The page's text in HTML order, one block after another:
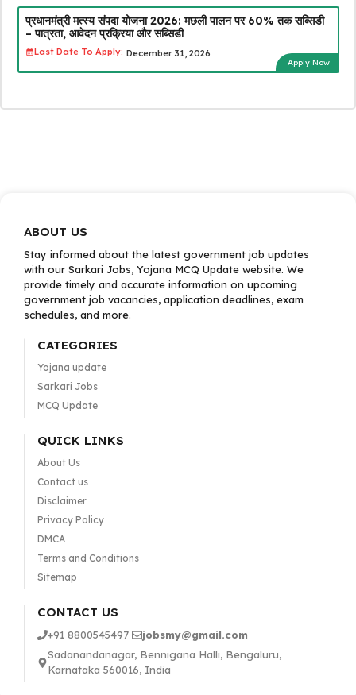
प्रधानमंत्री मत्स्य संपदा योजना 2026: मछली पालन पर 60% तक सब्सिडी
– पात्रता, आवेदन प्रक्रिया और सब्सिडी
Last Date To Apply: December 31, 2026
Apply Now
ABOUT US
Stay informed about the latest government job updates
with our Sarkari Jobs, Yojana MCQ Update website. We
provide timely and accurate information on upcoming
government job vacancies, application deadlines, exam
schedules, and more.
CATEGORIES
Yojana update
Sarkari Jobs
MCQ Update
QUICK LINKS
About Us
Contact us
Disclaimer
Privacy Policy
DMCA
Terms and Conditions
Sitemap
CONTACT US
+91 8800545497
jobsmy@gmail.com
Sadanandanagar, Bennigana Halli, Bengaluru,
Karnataka 560016, India